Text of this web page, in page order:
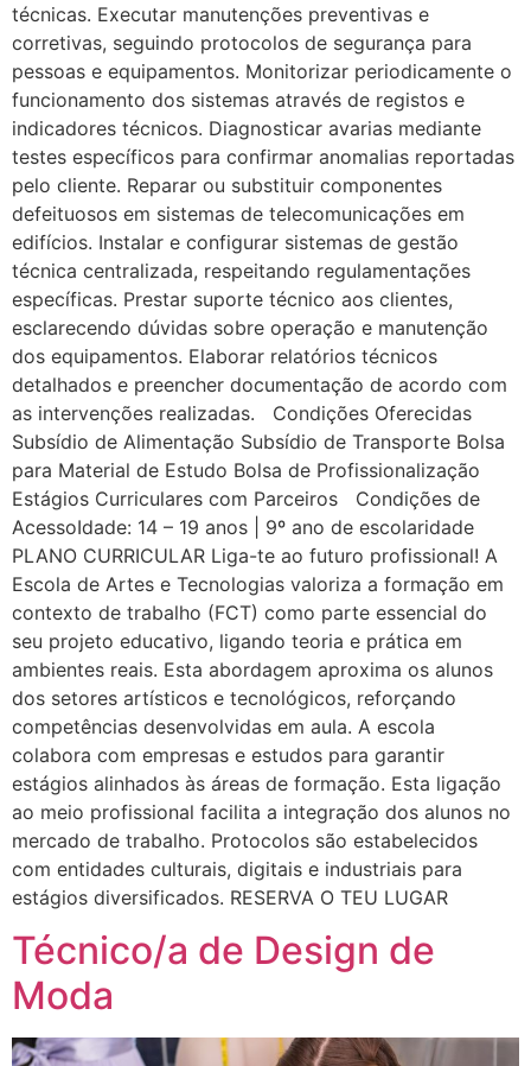
técnicas. Executar manutenções preventivas e
corretivas, seguindo protocolos de segurança para
pessoas e equipamentos. Monitorizar periodicamente o
funcionamento dos sistemas através de registos e
indicadores técnicos. Diagnosticar avarias mediante
testes específicos para confirmar anomalias reportadas
pelo cliente. Reparar ou substituir componentes
defeituosos em sistemas de telecomunicações em
edifícios. Instalar e configurar sistemas de gestão
técnica centralizada, respeitando regulamentações
específicas. Prestar suporte técnico aos clientes,
esclarecendo dúvidas sobre operação e manutenção
dos equipamentos. Elaborar relatórios técnicos
detalhados e preencher documentação de acordo com
as intervenções realizadas. Condições Oferecidas
Subsídio de Alimentação Subsídio de Transporte Bolsa
para Material de Estudo Bolsa de Profissionalização
Estágios Curriculares com Parceiros Condições de
AcessoIdade: 14 – 19 anos | 9º ano de escolaridade
PLANO CURRICULAR Liga-te ao futuro profissional! A
Escola de Artes e Tecnologias valoriza a formação em
contexto de trabalho (FCT) como parte essencial do
seu projeto educativo, ligando teoria e prática em
ambientes reais. Esta abordagem aproxima os alunos
dos setores artísticos e tecnológicos, reforçando
competências desenvolvidas em aula. A escola
colabora com empresas e estudos para garantir
estágios alinhados às áreas de formação. Esta ligação
ao meio profissional facilita a integração dos alunos no
mercado de trabalho. Protocolos são estabelecidos
com entidades culturais, digitais e industriais para
estágios diversificados. RESERVA O TEU LUGAR
Técnico/a de Design de
Moda